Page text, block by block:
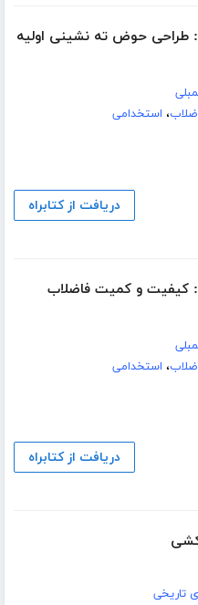
طراحی حوض ته نشینی اولیه
، استخدامی
دریافت از کتابراه
کیفیت و کمیت فاضلاب
، استخدامی
دریافت از کتابراه
کشی
تاریخی